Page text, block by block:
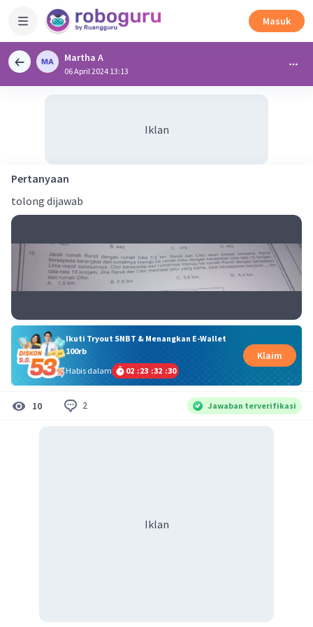
Masuk
Martha A
06 April 2024 13:13
Iklan
Pertanyaan
tolong dijawab
Ikuti Tryout SNBT & Menangkan E-Wallet
100rb
Habis dalam
02 :23 :32 :29
Klaim
10 2 Jawaban terverifikasi
Iklan